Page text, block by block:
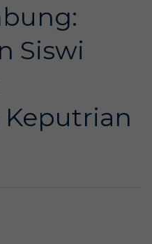
Siswi